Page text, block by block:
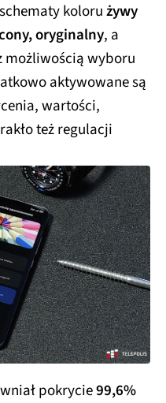
kolorużywy
oryginalny, a
możliwością wyboru
aktywowane są
wartości,
też regulacji
pokrycie99,6%